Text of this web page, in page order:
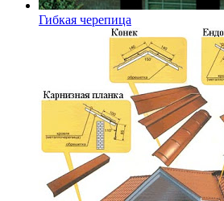
Гибкая черепица